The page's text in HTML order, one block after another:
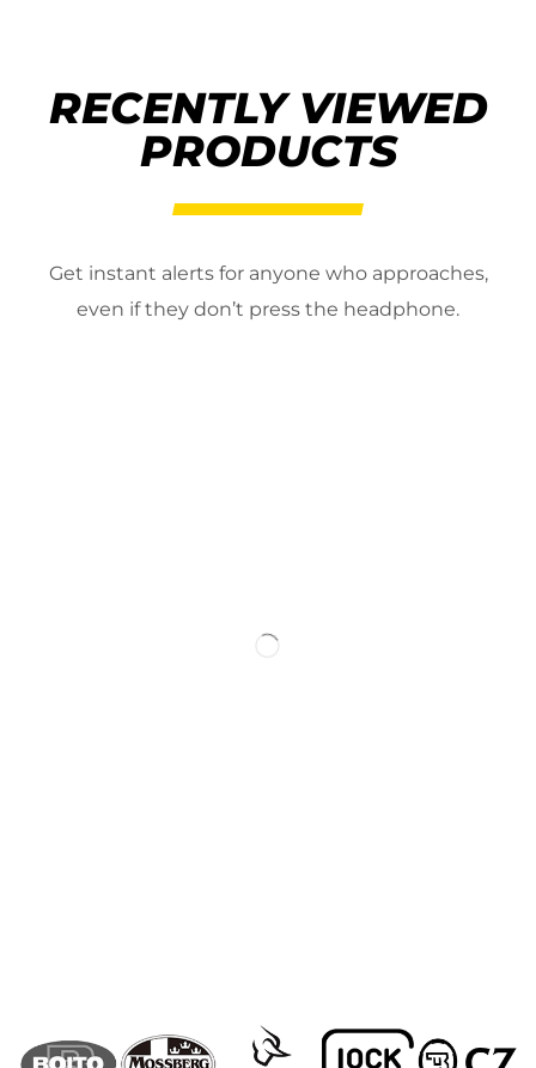
RECENTLY VIEWED
PRODUCTS
Get instant alerts for anyone who approaches,
even if they don’t press the headphone.